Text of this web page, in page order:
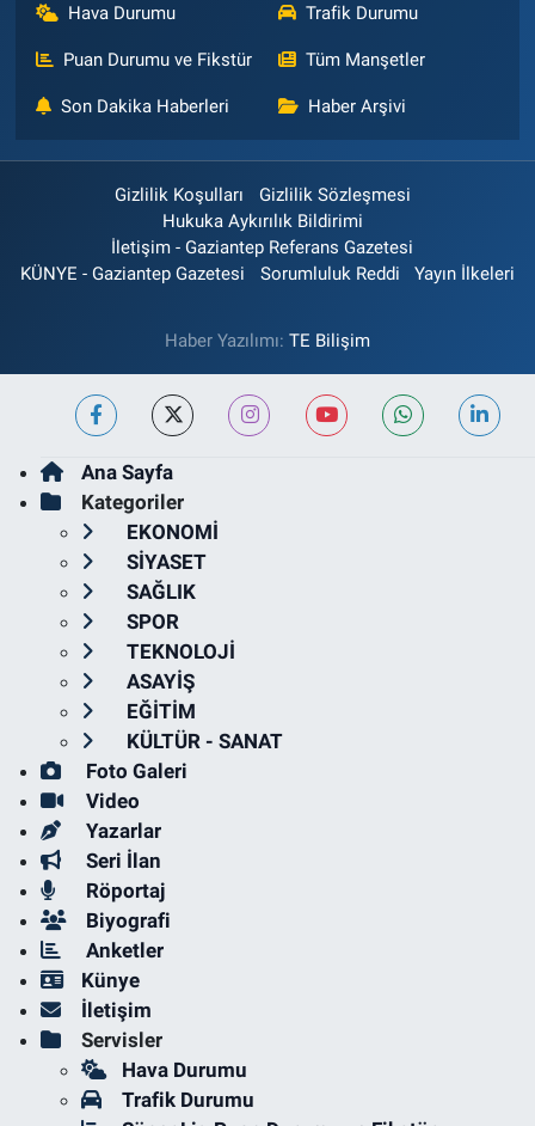
Hava Durumu Trafik Durumu
Puan Durumu ve Fikstür Tüm Manşetler
Son Dakika Haberleri Haber Arşivi
Gizlilik Koşulları
Gizlilik Sözleşmesi
Hukuka Aykırılık Bildirimi
İletişim - Gaziantep Referans Gazetesi
KÜNYE - Gaziantep Gazetesi
Sorumluluk Reddi Yayın İlkeleri
Haber Yazılımı: TE Bilişim
Ana Sayfa
Kategoriler
EKONOMİ
SİYASET
SAĞLIK
SPOR
TEKNOLOJİ
ASAYİŞ
EĞİTİM
KÜLTÜR - SANAT
Foto Galeri
Video
Yazarlar
Seri İlan
Röportaj
Biyografi
Anketler
Künye
İletişim
Servisler
Hava Durumu
Trafik Durumu